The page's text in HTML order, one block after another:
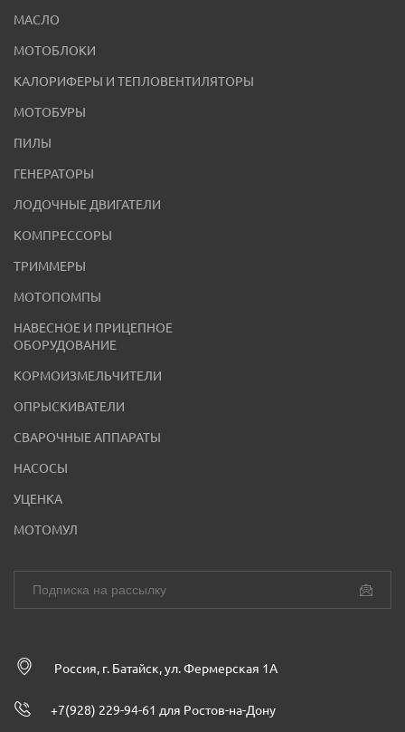
МАСЛО
МОТОБЛОКИ
КАЛОРИФЕРЫ И ТЕПЛОВЕНТИЛЯТОРЫ
МОТОБУРЫ
ПИЛЫ
ГЕНЕРАТОРЫ
ЛОДОЧНЫЕ ДВИГАТЕЛИ
КОМПРЕССОРЫ
ТРИММЕРЫ
МОТОПОМПЫ
НАВЕСНОЕ И ПРИЦЕПНОЕ
ОБОРУДОВАНИЕ
КОРМОИЗМЕЛЬЧИТЕЛИ
ОПРЫСКИВАТЕЛИ
СВАРОЧНЫЕ АППАРАТЫ
НАСОСЫ
УЦЕНКА
МОТОМУЛ
Россия, г. Батайск, ул. Фермерская 1А
+7(928) 229-94-61 для Ростов-на-Дону